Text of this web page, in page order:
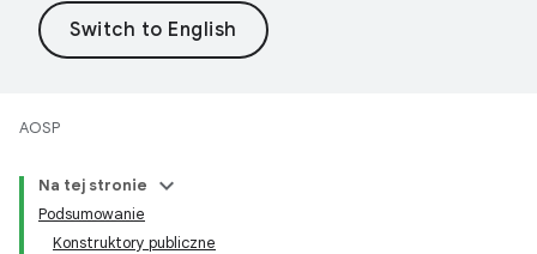
AOSP
Na tej stronie
Podsumowanie
Konstruktory publiczne